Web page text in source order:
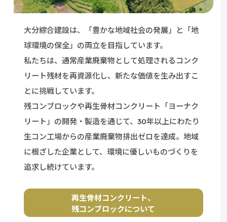
大分綜合建設は、「豊かな地域社会の発展」と「地
球環境の保全」の両立を目指しています。
私たちは、通常産業廃棄物として処理される コンク
リート残材を再資源化し、 新たな価値を生み出すこ
とに挑戦しています。
残コンブロックや再生骨材コンクリート 「ヨーナク
リート」の開発・製造を通じて、30年以上にわたり
生コン工場からの産業廃棄物排出ゼロを達成。地域
に根ざした企業として、 環境に優しいものづくりを
追求し続けています。
再生骨材コンクリート、
残コンブロックについて